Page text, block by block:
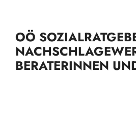
OÖ
BERATERINNEN